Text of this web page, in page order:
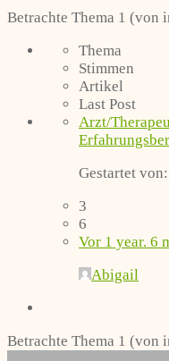
Betrachte Thema 1 (von
Thema
Stimmen
Artikel
Last Post
Arzt/
Gestartet von:
3
6
Vor 1 year. 6
Abigail
Betrachte Thema 1 (von